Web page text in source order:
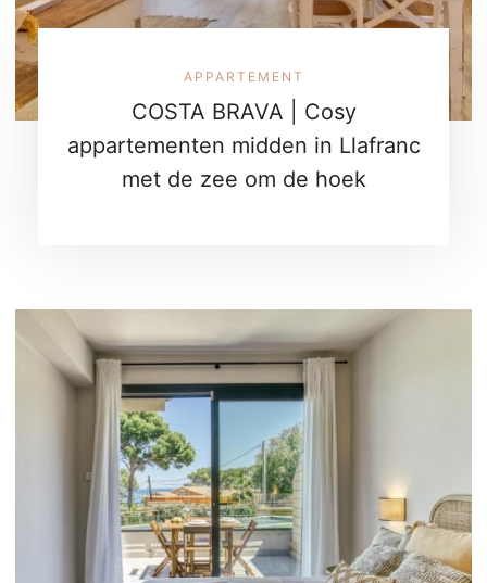
APPARTEMENT
COSTA BRAVA | Cosy
appartementen midden in Llafranc
met de zee om de hoek